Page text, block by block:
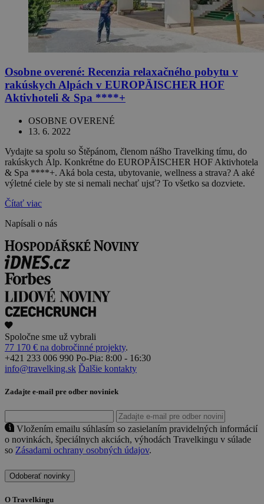
Osobne overené: Recenzia relaxačného pobytu v
rakúskych Alpách v EUROPÄISCHER HOF
Aktivhoteli & Spa ****+
OSOBNE OVERENÉ
13. 6. 2022
Vydajte sa spolu so Štěpánom, členom nášho Travelking tímu, do
rakúskych Álp. Konkrétne do EUROPÄISCHER HOF Aktivhotela
& Spa ****+. Aká bola cesta, ubytovanie, wellness a strava? A aké
výletné ciele by ste si nemali nechať ujsť? To všetko sa dozviete.
Čítať viac
Napísali o nás
Spoločne sme už vybrali
77 170 € na dobročinné projekty.
+421 233 006 990 Po-Pia: 8:00 - 16:30
info@travelking.sk Ďalšie kontakty
Zadajte e-mail pre odber noviniek
Vložením emailu súhlasím so zasielaním pravidelných informácií
o novinkách, špeciálnych akciách, výhodách Travelkingu v súlade
so Zásadami ochrany osobných údajov.
Odoberať novinky
O Travelkingu